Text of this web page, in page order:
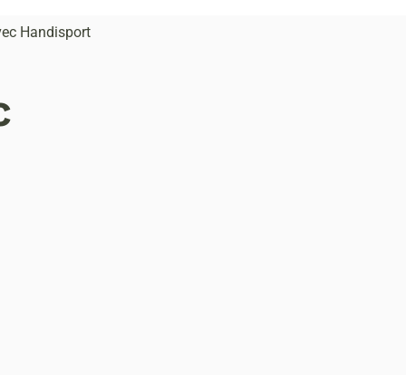
Handisport